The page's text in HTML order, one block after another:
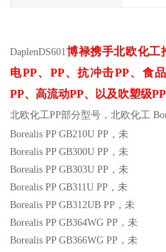
DaplenDS601博禄携手北欧化工
电PP、 PP、抗冲击PP、食
PP、高流动PP、以及吹塑级PP
北欧化工PP部分型号，北欧化工
Borealis PP GB210U PP ，未
Borealis PP GB300U PP ，未
Borealis PP GB303U PP ，未
Borealis PP GB311U PP ，未
Borealis PP GB312UB PP ，未
Borealis PP GB364WG PP ，未
Borealis PP GB366WG PP ，未